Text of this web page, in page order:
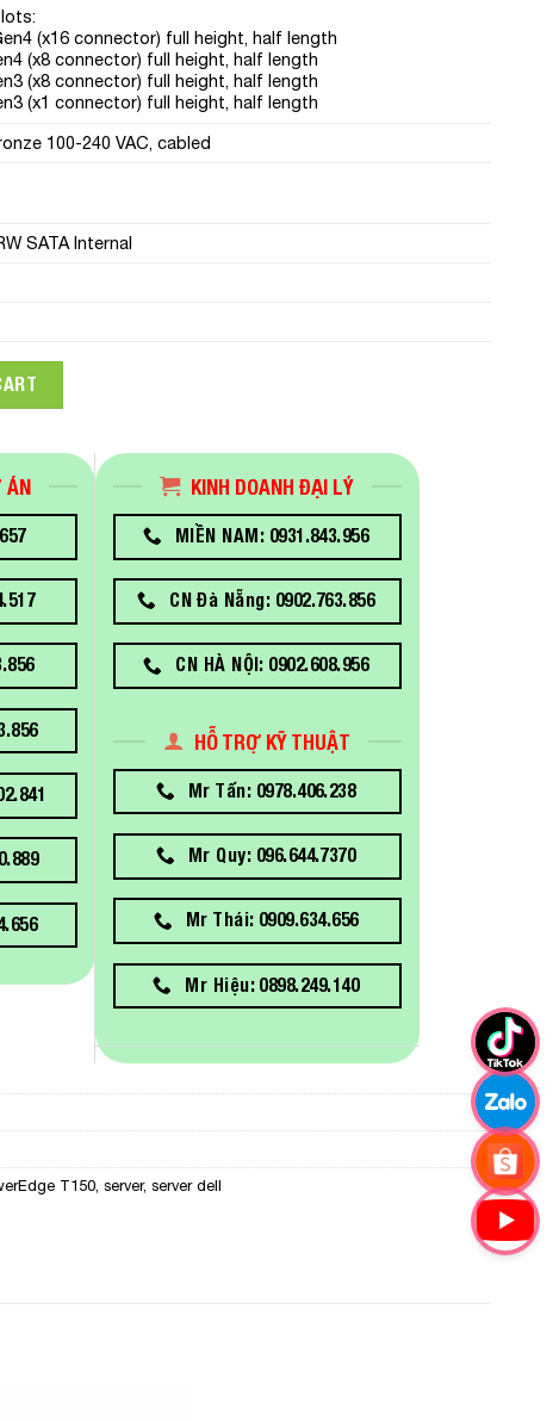
(x16 connector) full height, half length
(x8 connector) full height, half length
(x8 connector) full height, half length
(x1 connector) full height, half length
100-240 VAC, cabled
SATA Internal
T150 42SVRDT150-904 (Xeon E-2334G/ RAM 8GB/HDD 2TB/
ÁN KINH DOANH ĐẠI LÝ
MIỀN NAM: 0931.843.956
CN Đà Nẵng: 0902.763.856
CN HÀ NỘI: 0902.608.956
HỖ TRỢ KỸ THUẬT
Mr Tấn: 0978.406.238
Mr Quy: 096.644.7370
Mr Thái: 0909.634.656
Mr Hiệu: 0898.249.140
T150 server, server dell